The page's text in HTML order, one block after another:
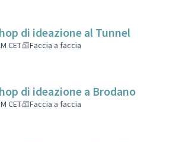
di ideazione al Tunnel
CET Faccia a faccia
di ideazione a Brodano
CET Faccia a faccia